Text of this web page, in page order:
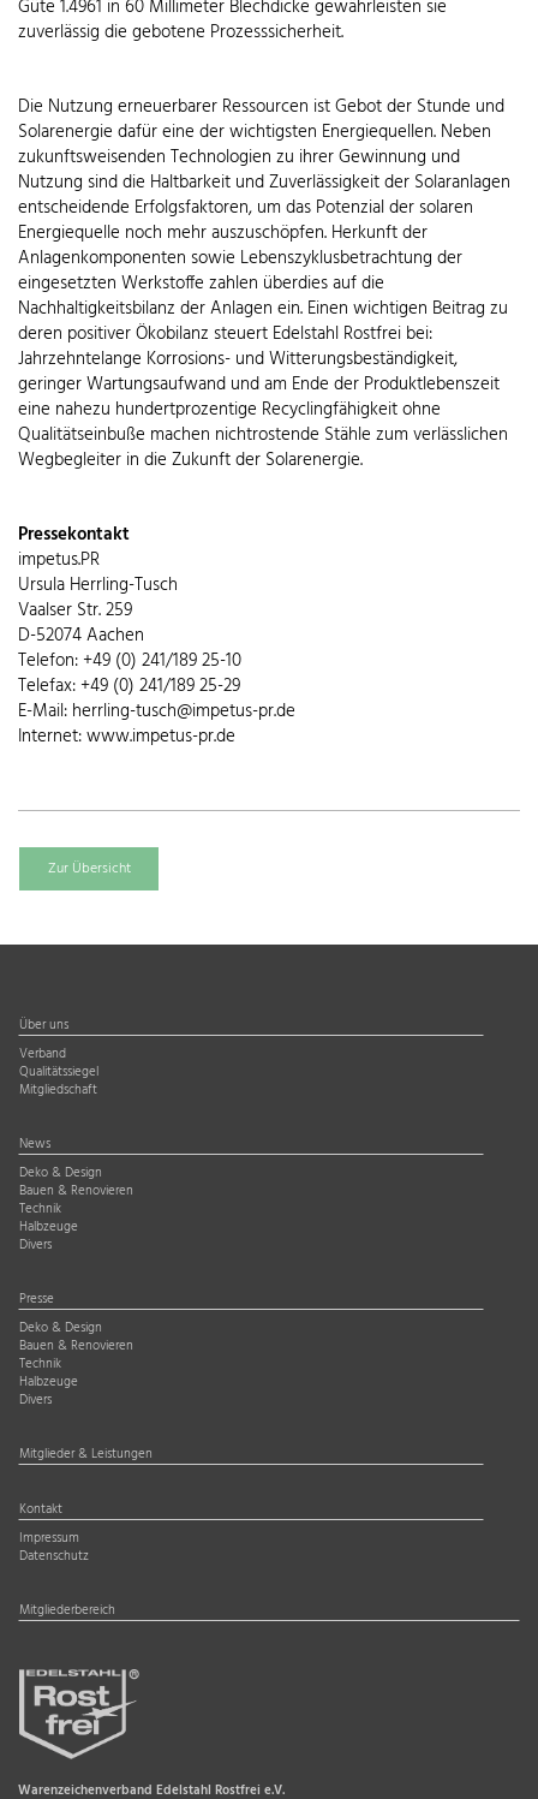
Güte 1.4961 in 60 Millimeter Blechdicke gewährleisten sie
zuverlässig die gebotene Prozesssicherheit.
Die Nutzung erneuerbarer Ressourcen ist Gebot der Stunde und
Solarenergie dafür eine der wichtigsten Energiequellen. Neben
zukunftsweisenden Technologien zu ihrer Gewinnung und
Nutzung sind die Haltbarkeit und Zuverlässigkeit der Solaranlagen
entscheidende Erfolgsfaktoren, um das Potenzial der solaren
Energiequelle noch mehr auszuschöpfen. Herkunft der
Anlagenkomponenten sowie Lebenszyklusbetrachtung der
eingesetzten Werkstoffe zahlen überdies auf die
Nachhaltigkeitsbilanz der Anlagen ein. Einen wichtigen Beitrag zu
deren positiver Ökobilanz steuert Edelstahl Rostfrei bei:
Jahrzehntelange Korrosions- und Witterungsbeständigkeit,
geringer Wartungsaufwand und am Ende der Produktlebenszeit
eine nahezu hundertprozentige Recyclingfähigkeit ohne
Qualitätseinbuße machen nichtrostende Stähle zum verlässlichen
Wegbegleiter in die Zukunft der Solarenergie.
Pressekontakt
impetus.PR
Ursula Herrling-Tusch
Vaalser Str. 259
D-52074 Aachen
Telefon: +49 (0) 241/189 25-10
Telefax: +49 (0) 241/189 25-29
E-Mail: herrling-tusch@impetus-pr.de
Internet: www.impetus-pr.de
Zur Übersicht
Über uns
Verband
Qualitätssiegel
Mitgliedschaft
News
Deko & Design
Bauen & Renovieren
Technik
Halbzeuge
Divers
Presse
Deko & Design
Bauen & Renovieren
Technik
Halbzeuge
Divers
Mitglieder & Leistungen
Kontakt
Impressum
Datenschutz
Mitgliederbereich
Warenzeichenverband Edelstahl Rostfrei e.V.